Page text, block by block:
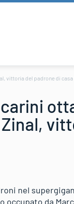
vittoria del padrone di
Zinal,
nel
occupato da